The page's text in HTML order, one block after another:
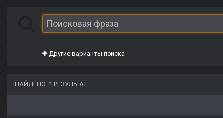
Другие варианты поиска
НАЙДЕНО: 1 РЕЗУЛЬТАТ